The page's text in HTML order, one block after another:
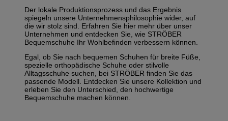
Der lokale Produktionsprozess und das Ergebnis
spiegeln unsere Unternehmensphilosophie wider, auf
die wir stolz sind. Erfahren Sie hier mehr über unser
Unternehmen und entdecken Sie, wie STRÖBER
Bequemschuhe Ihr Wohlbefinden verbessern können.
Egal, ob Sie nach bequemen Schuhen für breite Füße,
spezielle orthopädische Schuhe oder stilvolle
Alltagsschuhe suchen, bei STRÖBER finden Sie das
passende Modell. Entdecken Sie unsere Kollektion und
erleben Sie den Unterschied, den hochwertige
Bequemschuhe machen können.